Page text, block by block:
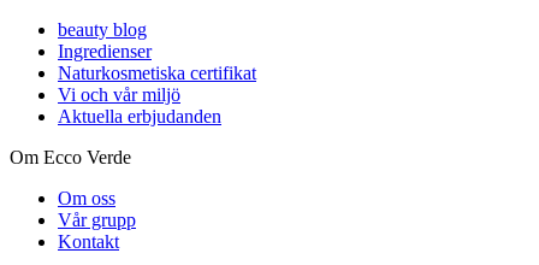
beauty blog
Ingredienser
Naturkosmetiska certifikat
Vi och vår miljö
Aktuella erbjudanden
Om Ecco Verde
Om oss
Vår grupp
Kontakt